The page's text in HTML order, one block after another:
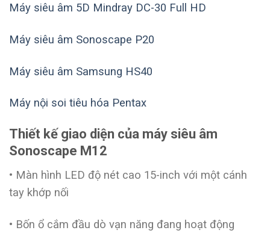
Máy siêu âm 5D Mindray DC-30 Full HD
Máy siêu âm Sonoscape P20
Máy siêu âm Samsung HS40
Máy nội soi tiêu hóa Pentax
Thiết kế giao diện của máy siêu âm
Sonoscape M12
• Màn hình LED độ nét cao 15-inch với một cánh
tay khớp nối
• Bốn ổ cắm đầu dò vạn năng đang hoạt động